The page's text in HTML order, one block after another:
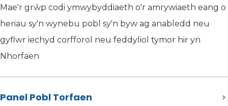
Mae'r grŵp codi ymwybyddiaeth o'r amrywiaeth eang o
heriau sy'n wynebu pobl sy'n byw ag anabledd neu
gyflwr iechyd corfforol neu feddyliol tymor hir yn
Nhorfaen
Panel Pobl Torfaen